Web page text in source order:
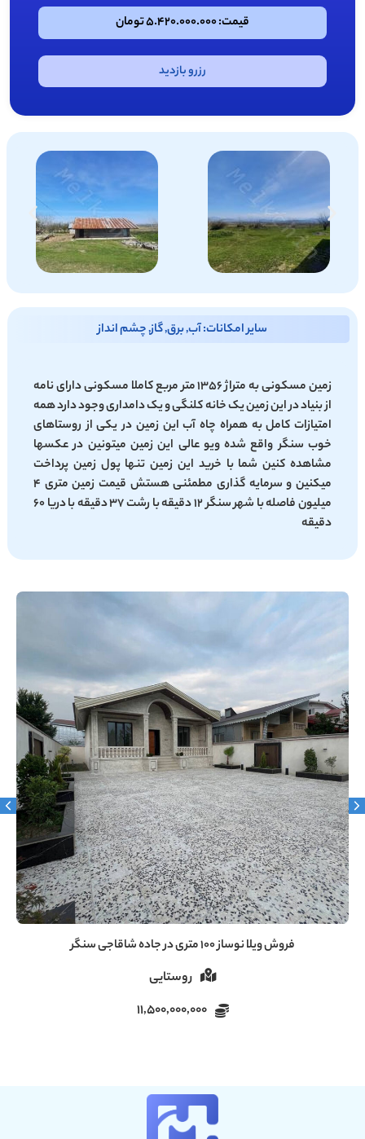
قیمت: 5.420.000.000 تومان
رزرو بازدید
سایر امکانات: آب, برق, گاز, چشم انداز
زمین مسکونی به متراژ 1356 متر مربع کاملا مسکونی دارای نامه
از بنیاد در این زمین یک خانه کلنگی و یک دامداری وجود دارد همه
امتیازات کامل به همراه چاه آب این زمین در یکی از روستاهای
خوب سنگر واقع شده ویو عالی این زمین میتونین در عکسها
مشاهده کنین شما با خرید این زمین تنها پول زمین پرداخت
میکنین و سرمایه گذاری مطمئنی هستش قیمت زمین متری 4
میلیون فاصله با شهر سنگر 12 دقیقه با رشت 37 دقیقه با دریا 60
دقیقه
فروش ویلا ۶۰ متری دنج در سروندان سنگر رشت
5,000,000,000